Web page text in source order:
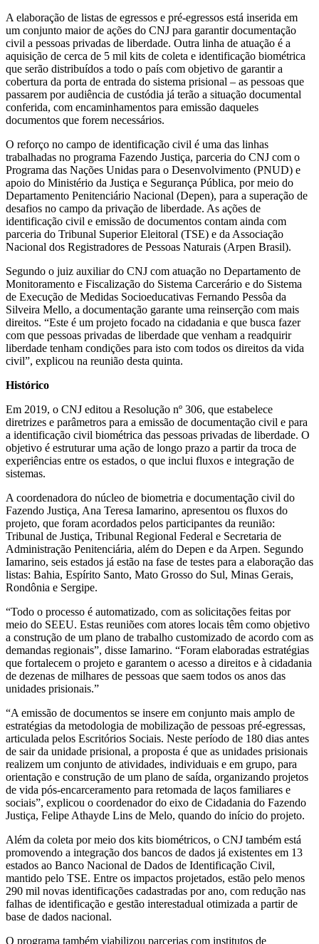
A elaboração de listas de egressos e pré-egressos está inserida em
um conjunto maior de ações do CNJ para garantir documentação
civil a pessoas privadas de liberdade. Outra linha de atuação é a
aquisição de cerca de 5 mil kits de coleta e identificação biométrica
que serão distribuídos a todo o país com objetivo de garantir a
cobertura da porta de entrada do sistema prisional – as pessoas que
passarem por audiência de custódia já terão a situação documental
conferida, com encaminhamentos para emissão daqueles
documentos que forem necessários.
O reforço no campo de identificação civil é uma das linhas
trabalhadas no programa Fazendo Justiça, parceria do CNJ com o
Programa das Nações Unidas para o Desenvolvimento (PNUD) e
apoio do Ministério da Justiça e Segurança Pública, por meio do
Departamento Penitenciário Nacional (Depen), para a superação de
desafios no campo da privação de liberdade. As ações de
identificação civil e emissão de documentos contam ainda com
parceria do Tribunal Superior Eleitoral (TSE) e da Associação
Nacional dos Registradores de Pessoas Naturais (Arpen Brasil).
Segundo o juiz auxiliar do CNJ com atuação no Departamento de
Monitoramento e Fiscalização do Sistema Carcerário e do Sistema
de Execução de Medidas Socioeducativas Fernando Pessôa da
Silveira Mello, a documentação garante uma reinserção com mais
direitos. “Este é um projeto focado na cidadania e que busca fazer
com que pessoas privadas de liberdade que venham a readquirir
liberdade tenham condições para isto com todos os direitos da vida
civil”, explicou na reunião desta quinta.
Histórico
Em 2019, o CNJ editou a Resolução nº 306, que estabelece
diretrizes e parâmetros para a emissão de documentação civil e para
a identificação civil biométrica das pessoas privadas de liberdade. O
objetivo é estruturar uma ação de longo prazo a partir da troca de
experiências entre os estados, o que inclui fluxos e integração de
sistemas.
A coordenadora do núcleo de biometria e documentação civil do
Fazendo Justiça, Ana Teresa Iamarino, apresentou os fluxos do
projeto, que foram acordados pelos participantes da reunião:
Tribunal de Justiça, Tribunal Regional Federal e Secretaria de
Administração Penitenciária, além do Depen e da Arpen. Segundo
Iamarino, seis estados já estão na fase de testes para a elaboração das
listas: Bahia, Espírito Santo, Mato Grosso do Sul, Minas Gerais,
Rondônia e Sergipe.
“Todo o processo é automatizado, com as solicitações feitas por
meio do SEEU. Estas reuniões com atores locais têm como objetivo
a construção de um plano de trabalho customizado de acordo com as
demandas regionais”, disse Iamarino. “Foram elaboradas estratégias
que fortalecem o projeto e garantem o acesso a direitos e à cidadania
de dezenas de milhares de pessoas que saem todos os anos das
unidades prisionais.”
“A emissão de documentos se insere em conjunto mais amplo de
estratégias da metodologia de mobilização de pessoas pré-egressas,
articulada pelos Escritórios Sociais. Neste período de 180 dias antes
de sair da unidade prisional, a proposta é que as unidades prisionais
realizem um conjunto de atividades, individuais e em grupo, para
orientação e construção de um plano de saída, organizando projetos
de vida pós-encarceramento para retomada de laços familiares e
sociais”, explicou o coordenador do eixo de Cidadania do Fazendo
Justiça, Felipe Athayde Lins de Melo, quando do início do projeto.
Além da coleta por meio dos kits biométricos, o CNJ também está
promovendo a integração dos bancos de dados já existentes em 13
estados ao Banco Nacional de Dados de Identificação Civil,
mantido pelo TSE. Entre os impactos projetados, estão pelo menos
290 mil novas identificações cadastradas por ano, com redução nas
falhas de identificação e gestão interestadual otimizada a partir de
base de dados nacional.
O programa também viabilizou parcerias com institutos de